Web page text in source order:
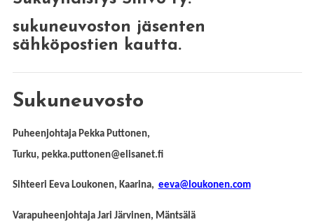
sukuneuvoston jäsenten
sähköpostien kautta.
Sukuneuvosto
Puheenjohtaja Pekka Puttonen,
Turku, pekka.puttonen@elisanet.fi
Sihteeri Eeva Loukonen, Kaarina, eeva@loukonen.com
Varapuheenjohtaja Jari Järvinen, Mäntsälä